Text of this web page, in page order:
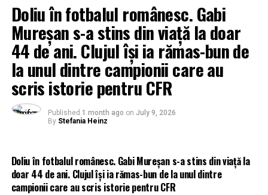
Doliu în fotbalul românesc. Gabi
Mureșan s-a stins din viață la doar
44 de ani. Clujul își ia rămas-bun de
la unul dintre campionii care au
scris istorie pentru CFR
Published 1 month ago on July 9, 2026
By Stefania Heinz
Doliu în fotbalul românesc. Gabi Mureșan s-a stins din viață la
doar 44 de ani. Clujul își ia rămas-bun de la unul dintre
campionii care au scris istorie pentru CFR